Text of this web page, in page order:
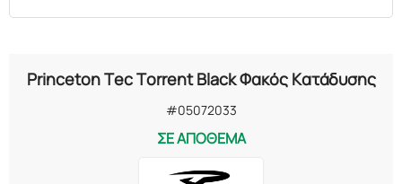
Princeton Tec Torrent Black Φακός Κατάδυσης
#05072033
ΣΕ ΑΠΟΘΕΜΑ